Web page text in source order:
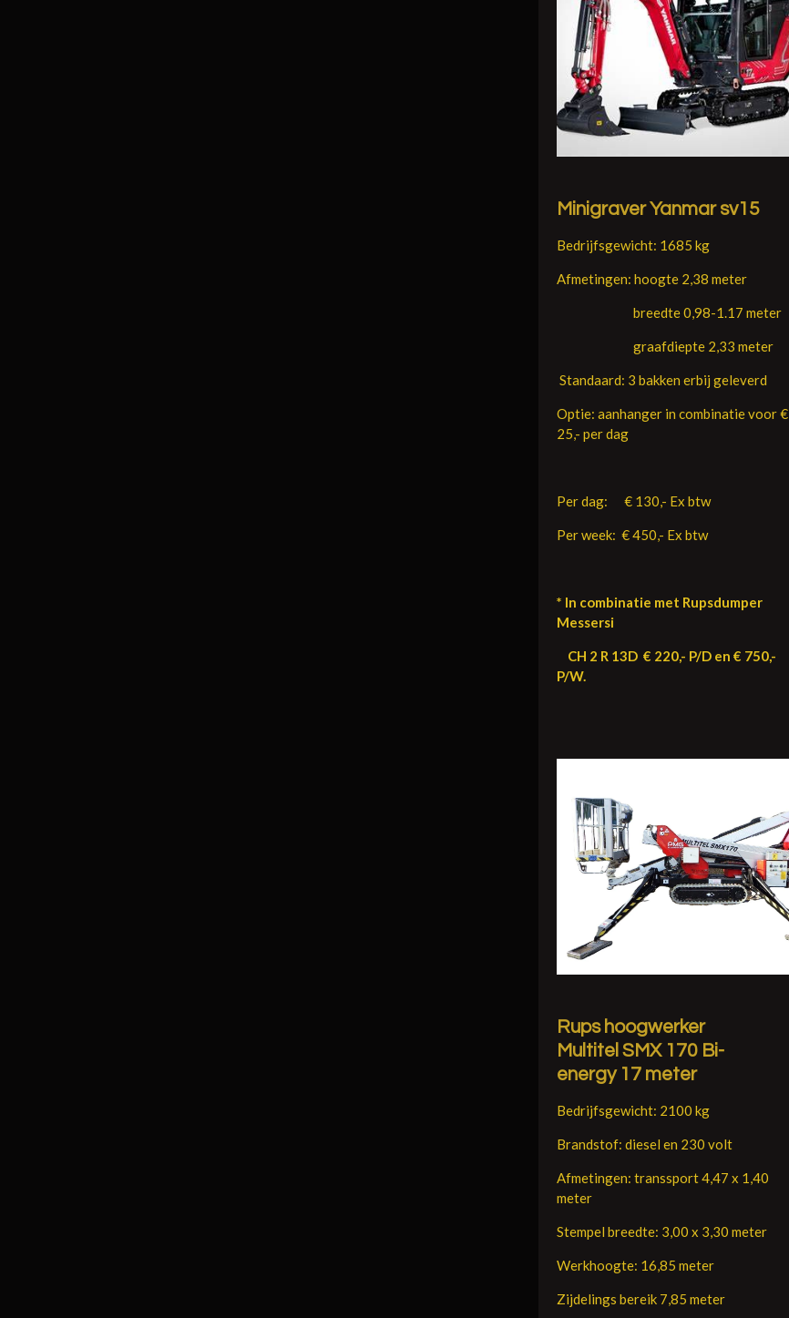
Minigraver Yanmar sv15
Bedrijfsgewicht: 1685 kg
Afmetingen: hoogte 2,38 meter
breedte 0,98-1.17 meter
graafdiepte 2,33 meter
Standaard: 3 bakken erbij geleverd
Optie: aanhanger in combinatie voor €
25,- per dag
Per dag: € 130,- Ex btw
Per week: € 450,- Ex btw
* In combinatie met Rupsdumper
Messersi
CH 2 R 13D € 220,- P/D en € 750,-
P/W.
Rups hoogwerker
Multitel SMX 170 Bi-
energy 17 meter
Bedrijfsgewicht: 2100 kg
Brandstof: diesel en 230 volt
Afmetingen: transsport 4,47 x 1,40
meter
Stempel breedte: 3,00 x 3,30 meter
Werkhoogte: 16,85 meter
Zijdelings bereik 7,85 meter